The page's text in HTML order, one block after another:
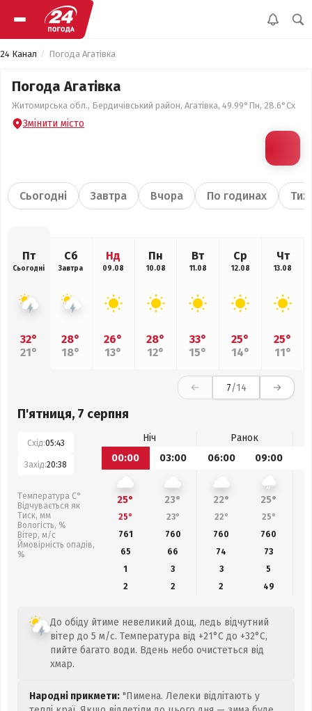
24 Канал Погода Агатівка
Погода Агатівка
Житомирська обл., Бердичівський район, Агатівка, 49.99°Пн, 28.6°Сх
Змінити місто
Сьогодні Завтра Вчора По годинах
Пт
Сьогодні
32°
21°
Сб
Завтра
28°
18°
Нд
09.08
26°
13°
Пн
10.08
28°
12°
Вт
11.08
33°
15°
Ср
12.08
25°
14°
Чт
13.08
25°
11°
7/14
П'ятниця, 7 серпня
Схід:05:43
Захід:20:38
Температура С°
Відчувається як
Тиск, мм
Вологість, %
Вітер, м/с
Ймовірність опадів,
%
Ніч
Ранок
00:00
03:00 06:00 09:00
25° 23° 22° 25°
25° 23° 22° 25°
761
760 760 760
65
66 74 73
1
3 3
5
2
2 2 49
До обіду йтиме невеликий дощ, ледь відчутний
вітер до 5 м/с. Температура від +21°C до +32°C,
пийте багато води. Вдень небо очистеться від
хмар.
Народні прикмети: "Пимена. Лелеки відлітають у